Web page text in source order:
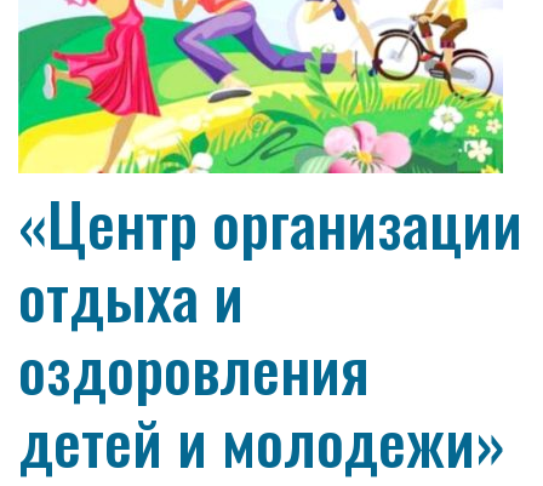
«Центр организации
отдыха и
оздоровления
детей и молодежи»